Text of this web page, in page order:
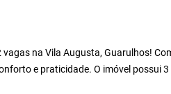
na Vila Augusta, Guarulhos!
e praticidade. O imóvel possui